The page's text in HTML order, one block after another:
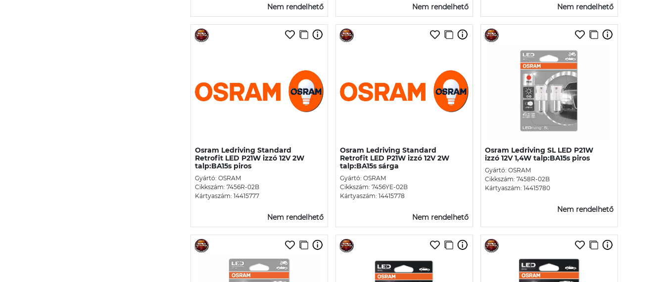
Nem rendelhető Nem rendelhető Nem rendelhető
Osram Ledriving Standard
Retrofit LED P21W izzó 12V 2W
talp:BA15s piros
Gyártó: OSRAM
Cikkszám: 7456R-02B
Kártyaszám: 14415777
Nem rendelhető
Osram Ledriving Standard
Retrofit LED P21W izzó 12V 2W
talp:BA15s sárga
Gyártó: OSRAM
Cikkszám: 7456YE-02B
Kártyaszám: 14415778
Nem rendelhető
Osram Ledriving SL LED P21W
izzó 12V 1,4W talp:BA15s piros
Gyártó: OSRAM
Cikkszám: 7458R-02B
Kártyaszám: 14415780
Nem rendelhető